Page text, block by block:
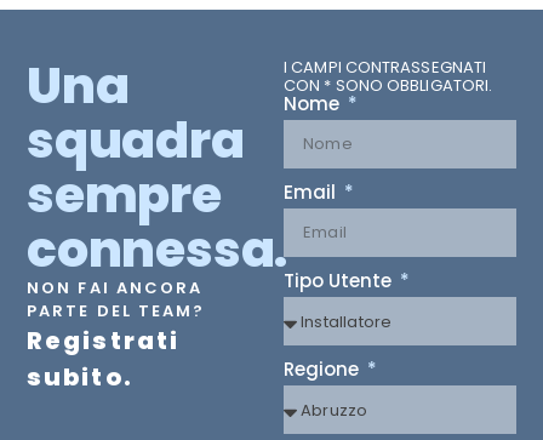
Una
squadra
sempre
connessa.
NON FAI ANCORA
PARTE DEL TEAM?
Registrati
subito.
I CAMPI CONTRASSEGNATI
CON * SONO OBBLIGATORI.
Nome
Email
Tipo Utente
Regione